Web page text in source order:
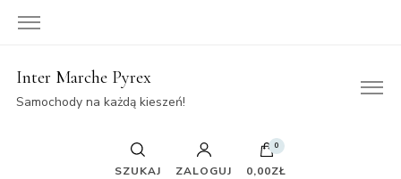
Inter Marche Pyrex
Samochody na każdą kieszeń!
SZUKAJ ZALOGUJ
0
0,00ZŁ